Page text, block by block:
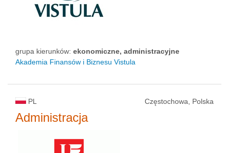
grupa kierunków: ekonomiczne, administracyjne
Akademia Finansów i Biznesu Vistula
PL Częstochowa, Polska
Administracja